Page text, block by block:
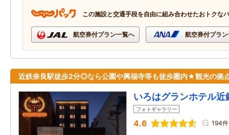
この施設と交通手段を自由に組み合わせたおトクな
航空券付プラン一覧へ 航空券付プラ
近鉄奈良駅徒歩2分◎なら公園や興福寺等も徒歩圏内★観光の拠
いろはグランホテル近
フォトギャラリー
4.6 194件